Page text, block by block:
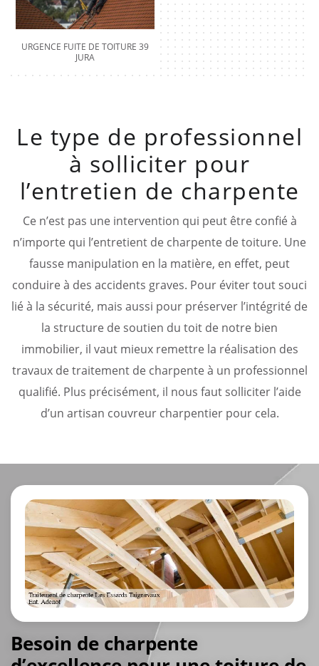
URGENCE FUITE DE TOITURE 39
JURA
Le type de professionnel
à solliciter pour
l’entretien de charpente
Ce n’est pas une intervention qui peut être confié à
n’importe qui l’entretient de charpente de toiture. Une
fausse manipulation en la matière, en effet, peut
conduire à des accidents graves. Pour éviter tout souci
lié à la sécurité, mais aussi pour préserver l’intégrité de
la structure de soutien du toit de notre bien
immobilier, il vaut mieux remettre la réalisation des
travaux de traitement de charpente à un professionnel
qualifié. Plus précisément, il nous faut solliciter l’aide
d’un artisan couvreur charpentier pour cela.
Besoin de charpente